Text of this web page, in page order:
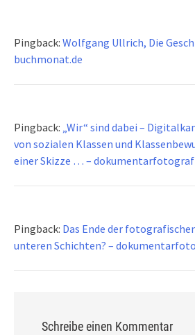
Pingback: Wolfgang Ullrich, Die
buchmonat.de
Pingback: „Wir“ sind dabei –
von sozialen Klassen und
einer Skizze … –
Pingback: Das Ende der
unteren Schichten? –
Schreibe einen Kommentar